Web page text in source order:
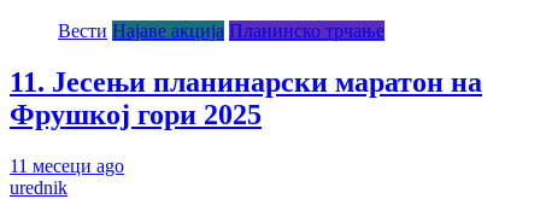
Вести Најаве акција Планинско трчање
11. Јесењи планинарски маратон на
Фрушкој гори 2025
11 месеци ago
urednik